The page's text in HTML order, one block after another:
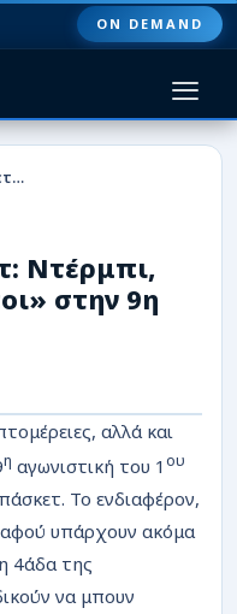
ON DEMAND
Εργασιακό μπάσκετ: Ντέρμπι, αλλά και «περίπατοι» στην 9η αγωνιστική
Ντέρμπι,
στην 9η
αλλά και
η αγωνιστική του 1 ου
Το ενδιαφέρον,
αφού υπάρχουν ακόμα
4άδα της
να μπουν